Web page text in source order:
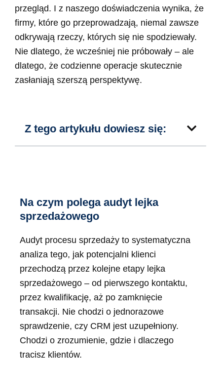
przegląd. I z naszego doświadczenia wynika, że
firmy, które go przeprowadzają, niemal zawsze
odkrywają rzeczy, których się nie spodziewały.
Nie dlatego, że wcześniej nie próbowały – ale
dlatego, że codzienne operacje skutecznie
zasłaniają szerszą perspektywę.
Z tego artykułu dowiesz się:
Na czym polega audyt lejka
sprzedażowego
Audyt procesu sprzedaży to systematyczna
analiza tego, jak potencjalni klienci
przechodzą przez kolejne etapy lejka
sprzedażowego – od pierwszego kontaktu,
przez kwalifikację, aż po zamknięcie
transakcji. Nie chodzi o jednorazowe
sprawdzenie, czy CRM jest uzupełniony.
Chodzi o zrozumienie, gdzie i dlaczego
tracisz klientów.